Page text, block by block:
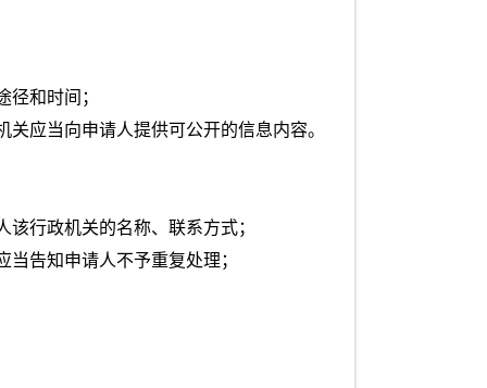
和时间；
应当向申请人提供可公开的信息内容。
行政机关的名称、联系方式；
告知申请人不予重复处理；